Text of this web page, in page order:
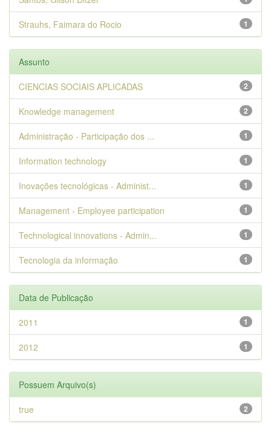
1
Strauhs, Faimara do Rocio
Assunto
2
CIENCIAS SOCIAIS APLICADAS
2
Knowledge management
1
Administração - Participação dos ...
1
Information technology
1
Inovações tecnológicas - Administ...
1
Management - Employee participation
1
Technological innovations - Admin...
1
Tecnologia da informação
Data de Publicação
1
2011
1
2012
Possuem Arquivo(s)
2
true